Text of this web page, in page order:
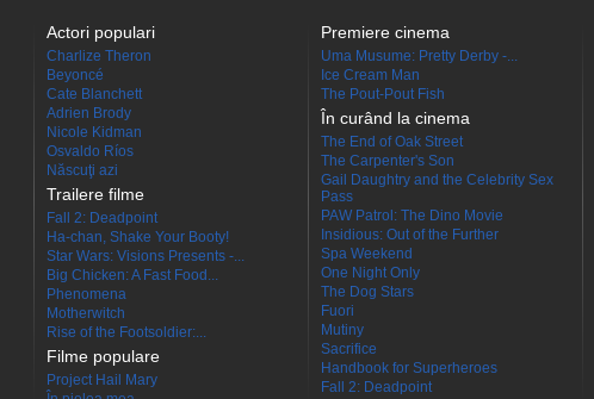
Actori populari
Charlize Theron
Beyoncé
Cate Blanchett
Adrien Brody
Nicole Kidman
Osvaldo Ríos
Născuţi azi
Trailere filme
Fall 2: Deadpoint
Ha-chan, Shake Your Booty!
Star Wars: Visions Presents -...
Big Chicken: A Fast Food...
Phenomena
Motherwitch
Rise of the Footsoldier:...
Filme populare
Project Hail Mary
Premiere cinema
Uma Musume: Pretty Derby -...
Ice Cream Man
The Pout-Pout Fish
În curând la cinema
The End of Oak Street
The Carpenter's Son
Gail Daughtry and the Celebrity Sex
Pass
PAW Patrol: The Dino Movie
Insidious: Out of the Further
Spa Weekend
One Night Only
The Dog Stars
Fuori
Mutiny
Sacrifice
Handbook for Superheroes
Fall 2: Deadpoint